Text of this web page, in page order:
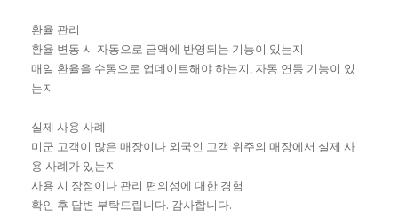
환율 관리
환율 변동 시 자동으로 금액에 반영되는 기능이 있는지
매일 환율을 수동으로 업데이트해야 하는지, 자동 연동 기능이 있
는지
실제 사용 사례
미군 고객이 많은 매장이나 외국인 고객 위주의 매장에서 실제 사
용 사례가 있는지
사용 시 장점이나 관리 편의성에 대한 경험
확인 후 답변 부탁드립니다. 감사합니다.